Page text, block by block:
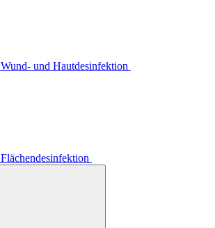
Wund- und Hautdesinfektion
Flächendesinfektion